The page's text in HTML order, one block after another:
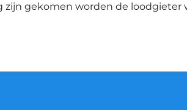
gekomen worden de loodgieter